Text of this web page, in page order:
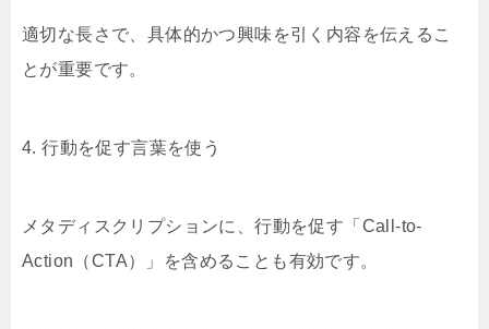
適切な長さで、具体的かつ興味を引く内容を伝えるこ
とが重要です。
4. 行動を促す言葉を使う
メタディスクリプションに、行動を促す「Call-to-
Action（CTA）」を含めることも有効です。